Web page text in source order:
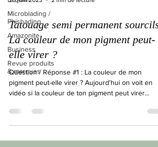
Microblading /
Phishading
Amazonite
Business
Revue produits
& marques
Tatouage semi permanent sourcils
La couleur de mon pigment peut-
elle virer ?
Question / Réponse #1 : La couleur de mon
pigment peut-elle virer ? Aujourd'hui on voit en
vidéo si la couleur de ton pigment peut virer...